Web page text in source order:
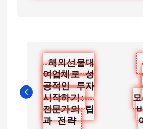
글
탐
색
해외선물대
여업체로 성
공적인 투자
시작하기:
전문가의 팁
과 전략